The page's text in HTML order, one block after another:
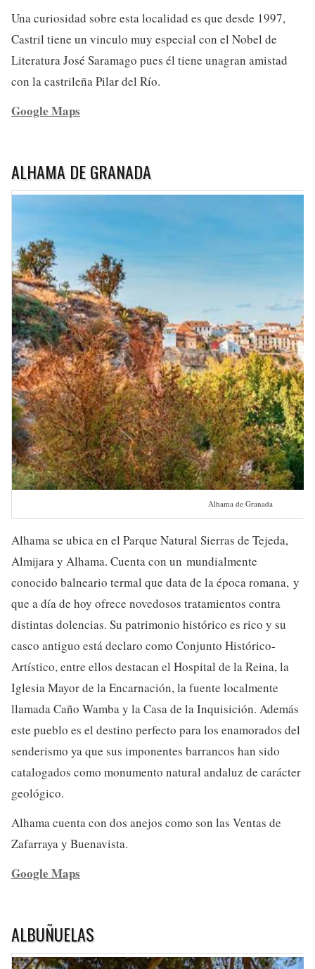
Una curiosidad sobre esta localidad es que desde 1997,
Castril tiene un vinculo muy especial con el Nobel de
Literatura José Saramago pues él tiene unagran amistad
con la castrileña Pilar del Río.
Google Maps
ALHAMA DE GRANADA
Alhama de Granada
Alhama se ubica en el Parque Natural Sierras de Tejeda,
Almijara y Alhama. Cuenta con un mundialmente
conocido balneario termal que data de la época romana, y
que a día de hoy ofrece novedosos tratamientos contra
distintas dolencias. Su patrimonio histórico es rico y su
casco antiguo está declaro como Conjunto Histórico-
Artístico, entre ellos destacan el Hospital de la Reina, la
Iglesia Mayor de la Encarnación, la fuente localmente
llamada Caño Wamba y la Casa de la Inquisición. Además
este pueblo es el destino perfecto para los enamorados del
senderismo ya que sus imponentes barrancos han sido
catalogados como monumento natural andaluz de carácter
geológico.
Alhama cuenta con dos anejos como son las Ventas de
Zafarraya y Buenavista.
Google Maps
ALBUÑUELAS